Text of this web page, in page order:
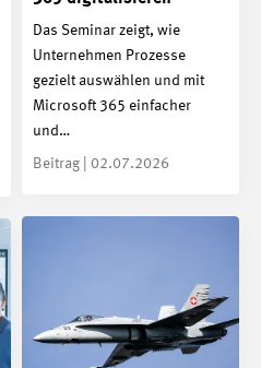
Das Seminar zeigt, wie
Unternehmen Prozesse
gezielt auswählen und mit
Microsoft 365 einfacher
und…
Beitrag | 02.07.2026